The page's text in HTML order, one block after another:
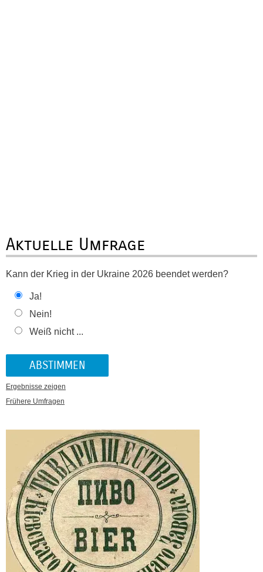
Aktuelle Umfrage
Kann der Krieg in der Ukraine 2026 beendet werden?
Ja!
Nein!
Weiß nicht ...
Ergebnisse zeigen
Frühere Umfragen